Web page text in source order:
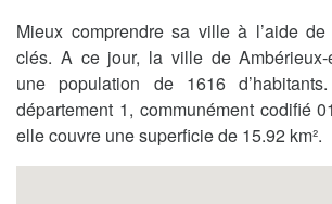
Mieux comprendre sa ville à l’aide
clés. A ce jour, la ville de Ambérieux-
une population de 1616
département 1, communément codifié
elle couvre une superficie de 15.92 km².